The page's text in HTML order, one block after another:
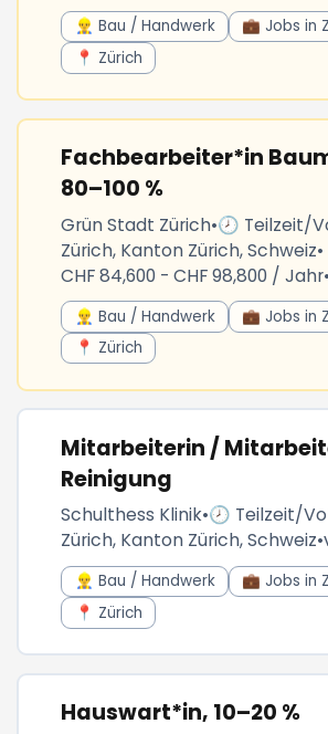
👷‍♂️ Bau / Handwerk
💼 Jobs in
📍 Zürich
Fachbearbeiter*in
80–100 %
Grün Stadt Zürich•🕗 Teilzeit/
Zürich, Kanton Zürich, Schweiz•
CHF 84,600 - CHF 98,800 / Jahr
👷‍♂️ Bau / Handwerk
💼 Jobs in
📍 Zürich
Mitarbeiterin /
Reinigung
Schulthess Klinik•🕗 Teilzeit/
Zürich, Kanton Zürich, Schweiz•
👷‍♂️ Bau / Handwerk
💼 Jobs in
📍 Zürich
Hauswart*in, 10–20 %